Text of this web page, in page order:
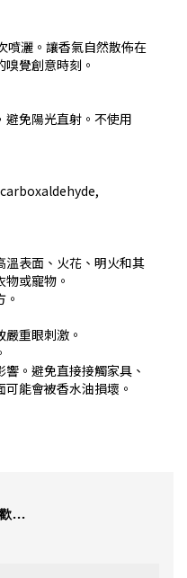
噴灑。讓香氣自然散佈在
覺創意時刻。
避免陽光直射。不使用
溫表面、火花、明火和其
或寵物。
重眼刺激。
。避免直接接觸家具、
能會被香水油損壞。
...